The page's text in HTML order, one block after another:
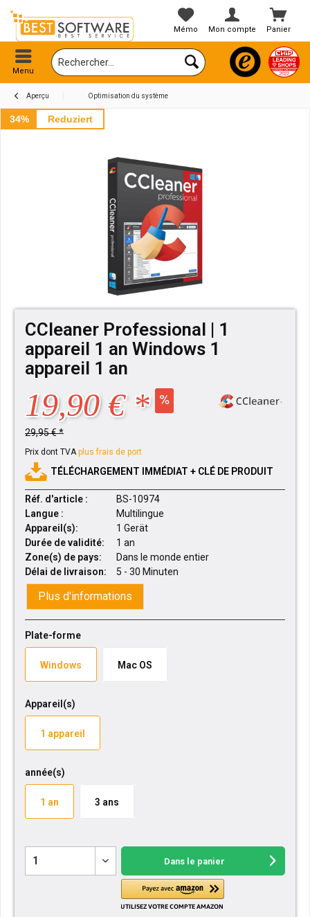
Panier
Mémo Mon compte
Menu
Aperçu Optimisation du système
34% Reduziert
CCleaner Professional | 1
appareil 1 an Windows 1
appareil 1 an
19,90 € *
29,95 € *
Prix dont TVAplus frais de port
TÉLÉCHARGEMENT IMMÉDIAT + CLÉ DE PRODUIT
Réf. d'article :
BS-10974
Langue :
Multilingue
Appareil(s):
1 Gerät
Durée de validité:
1 an
Zone(s) de pays:
Dans le monde entier
Délai de livraison:
5 - 30 Minuten
Plus d'informations
Plate-forme
Windows Mac OS
Appareil(s)
1 appareil
année(s)
1 an 3 ans
Dans le panier